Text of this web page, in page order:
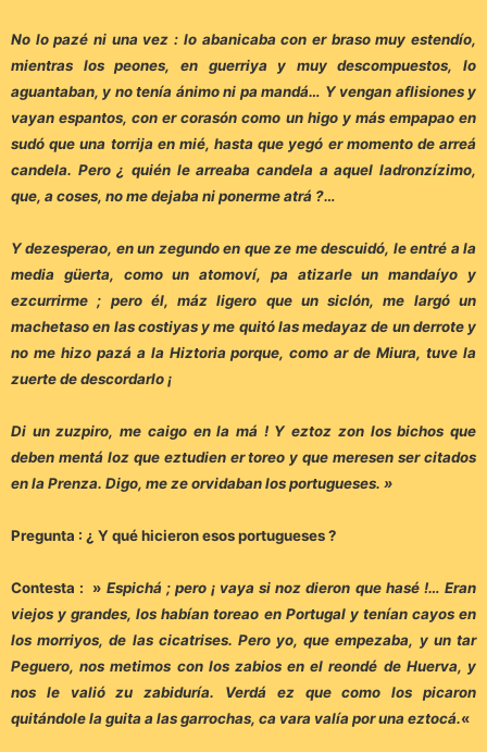
No lo pazé ni una vez : lo abanicaba con er braso muy estendío,
mientras los peones, en guerriya y muy descompuestos, lo
aguantaban, y no tenía ánimo ni pa mandá… Y vengan aflisiones y
vayan espantos, con er corasón como un higo y más empapao en
sudó que una torrija en mié, hasta que yegó er momento de arreá
candela. Pero ¿ quién le arreaba candela a aquel ladronzízimo,
que, a coses, no me dejaba ni ponerme atrá ?…
Y dezesperao, en un zegundo en que ze me descuidó, le entré a la
media güerta, como un atomoví, pa atizarle un mandaíyo y
ezcurrirme ; pero él, máz ligero que un siclón, me largó un
machetaso en las costiyas y me quitó las medayaz de un derrote y
no me hizo pazá a la Hiztoria porque, como ar de Miura, tuve la
zuerte de descordarlo ¡
Di un zuzpiro, me caigo en la má ! Y eztoz zon los bichos que
deben mentá loz que eztudien er toreo y que meresen ser citados
en la Prenza. Digo, me ze orvidaban los portugueses. »
Pregunta : ¿ Y qué hicieron esos portugueses ?
Contesta : » Espichá ; pero ¡ vaya si noz dieron que hasé !… Eran
viejos y grandes, los habían toreao en Portugal y tenían cayos en
los morriyos, de las cicatrises. Pero yo, que empezaba, y un tar
Peguero, nos metimos con los zabios en el reondé de Huerva, y
nos le valió zu zabiduría. Verdá ez que como los picaron
quitándole la guita a las garrochas, ca vara valía por una eztocá.«